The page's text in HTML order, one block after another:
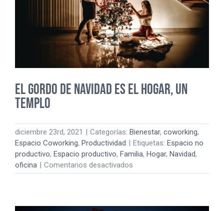
El Gordo de Navidad es el hogar, un
templo
diciembre 23rd, 2021 | Categorías: Bienestar, coworking,
Espacio Coworking, Productividad | Etiquetas: Espacio no
productivo, Espacio productivo, Familia, Hogar, Navidad,
oficina | Comentarios desactivados
El
Navidad